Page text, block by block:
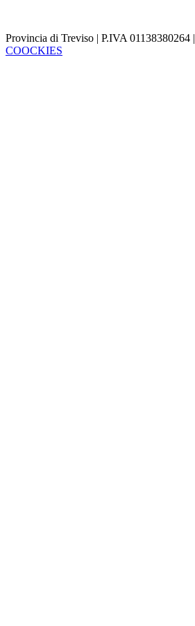
Provincia di Treviso | P.IVA 01138380264 |
COOCKIES